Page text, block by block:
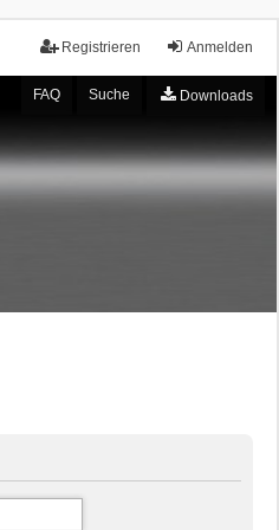
Anmelden
Registrieren
FAQ Suche Downloads